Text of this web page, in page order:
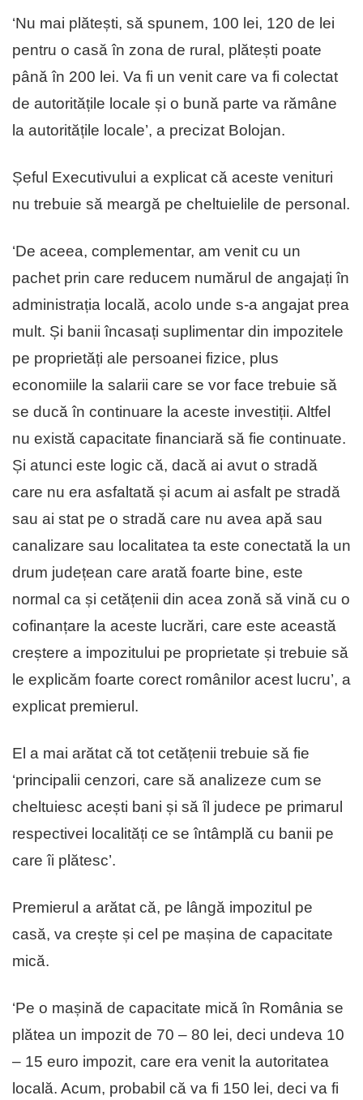
‘Nu mai plătești, să spunem, 100 lei, 120 de lei
pentru o casă în zona de rural, plătești poate
până în 200 lei. Va fi un venit care va fi colectat
de autoritățile locale și o bună parte va rămâne
la autoritățile locale’, a precizat Bolojan.
Șeful Executivului a explicat că aceste venituri
nu trebuie să meargă pe cheltuielile de personal.
‘De aceea, complementar, am venit cu un
pachet prin care reducem numărul de angajați în
administrația locală, acolo unde s-a angajat prea
mult. Și banii încasați suplimentar din impozitele
pe proprietăți ale persoanei fizice, plus
economiile la salarii care se vor face trebuie să
se ducă în continuare la aceste investiții. Altfel
nu există capacitate financiară să fie continuate.
Și atunci este logic că, dacă ai avut o stradă
care nu era asfaltată și acum ai asfalt pe stradă
sau ai stat pe o stradă care nu avea apă sau
canalizare sau localitatea ta este conectată la un
drum județean care arată foarte bine, este
normal ca și cetățenii din acea zonă să vină cu o
cofinanțare la aceste lucrări, care este această
creștere a impozitului pe proprietate și trebuie să
le explicăm foarte corect românilor acest lucru’, a
explicat premierul.
El a mai arătat că tot cetățenii trebuie să fie
‘principalii cenzori, care să analizeze cum se
cheltuiesc acești bani și să îl judece pe primarul
respectivei localități ce se întâmplă cu banii pe
care îi plătesc’.
Premierul a arătat că, pe lângă impozitul pe
casă, va crește și cel pe mașina de capacitate
mică.
‘Pe o mașină de capacitate mică în România se
plătea un impozit de 70 – 80 lei, deci undeva 10
– 15 euro impozit, care era venit la autoritatea
locală. Acum, probabil că va fi 150 lei, deci va fi